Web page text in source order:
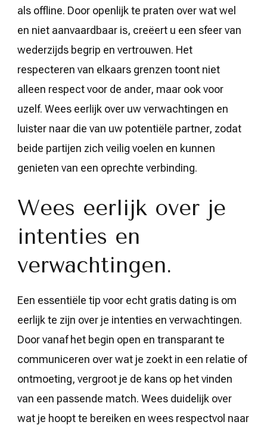
als offline. Door openlijk te praten over wat wel
en niet aanvaardbaar is, creëert u een sfeer van
wederzijds begrip en vertrouwen. Het
respecteren van elkaars grenzen toont niet
alleen respect voor de ander, maar ook voor
uzelf. Wees eerlijk over uw verwachtingen en
luister naar die van uw potentiële partner, zodat
beide partijen zich veilig voelen en kunnen
genieten van een oprechte verbinding.
Wees eerlijk over je
intenties en
verwachtingen.
Een essentiële tip voor echt gratis dating is om
eerlijk te zijn over je intenties en verwachtingen.
Door vanaf het begin open en transparant te
communiceren over wat je zoekt in een relatie of
ontmoeting, vergroot je de kans op het vinden
van een passende match. Wees duidelijk over
wat je hoopt te bereiken en wees respectvol naar